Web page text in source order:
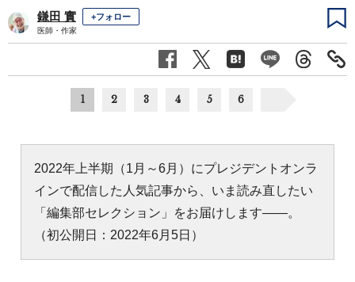
鎌田 實 +フォロー
医師・作家
1 2 3 4 5 6
2022年上半期（1月～6月）にプレジデントオンラ
インで配信した人気記事から、いま読み直したい
「編集部セレクション」をお届けします――。
（初公開日：2022年6月5日）